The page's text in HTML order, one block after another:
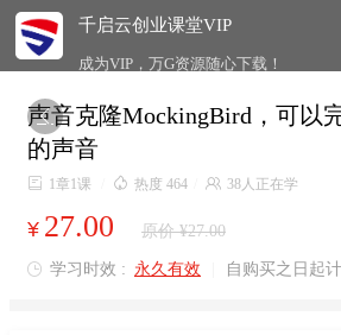
千启云创业课堂VIP
成为VIP，万G资源随心下载！

声音克隆MockingBird，可以
的声音
 1章1课  热度 464  38人正在学
¥ 27.00 原价 ¥27.00
 学习时效 : 永久有效 自购买之日起